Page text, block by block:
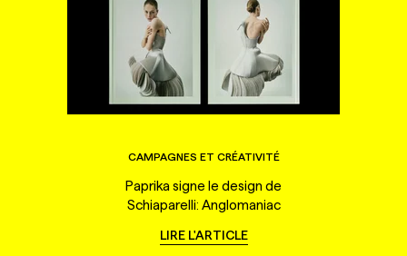
CAMPAGNES ET CRÉATIVITÉ
Paprika signe le design de
Schiaparelli: Anglomaniac
LIRE L'ARTICLE